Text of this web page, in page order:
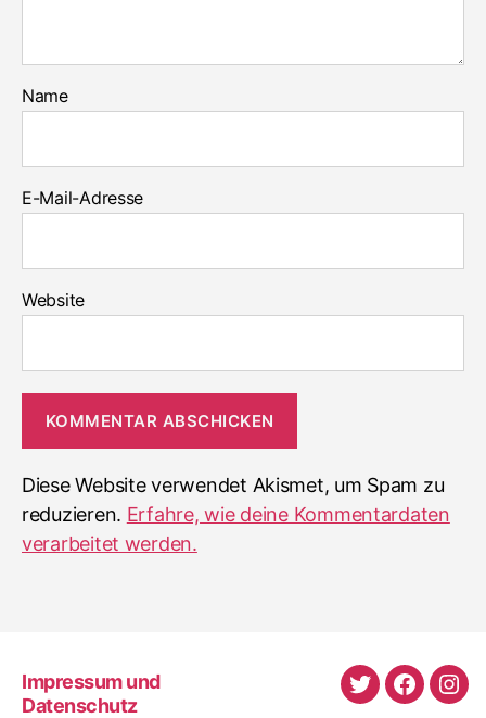
Name
E-Mail-Adresse
Website
Diese Website verwendet Akismet, um Spam zu
reduzieren. Erfahre, wie deine Kommentardaten
verarbeitet werden.
Impressum und
Datenschutz
Twitter